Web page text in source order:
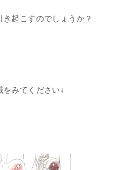
起こすのでしょうか？
をみてください↓